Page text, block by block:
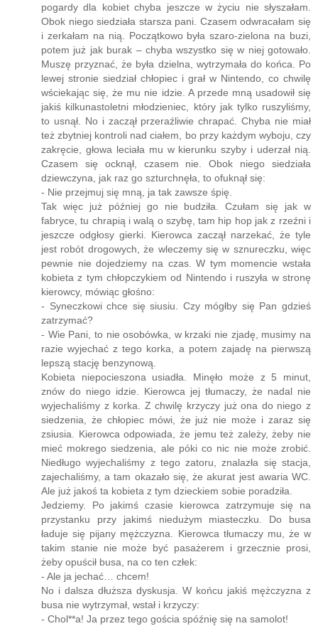
Chyba był to jakiś brukowy hip hop, bo tyle „mięsa” i
pogardy dla kobiet chyba jeszcze w życiu nie słyszałam.
Obok niego siedziała starsza pani. Czasem odwracałam się
i zerkałam na nią. Początkowo była szaro-zielona na buzi,
potem już jak burak – chyba wszystko się w niej gotowało.
Muszę przyznać, że była dzielna, wytrzymała do końca. Po
lewej stronie siedział chłopiec i grał w Nintendo, co chwilę
wściekając się, że mu nie idzie. A przede mną usadowił się
jakiś kilkunastoletni młodzieniec, który jak tylko ruszyliśmy,
to usnął. No i zaczął przeraźliwie chrapać. Chyba nie miał
też zbytniej kontroli nad ciałem, bo przy każdym wyboju, czy
zakręcie, głowa leciała mu w kierunku szyby i uderzał nią.
Czasem się ocknął, czasem nie. Obok niego siedziała
dziewczyna, jak raz go szturchnęła, to ofuknął się:
- Nie przejmuj się mną, ja tak zawsze śpię.
Tak więc już później go nie budziła. Czułam się jak w
fabryce, tu chrapią i walą o szybę, tam hip hop jak z rzeźni i
jeszcze odgłosy gierki. Kierowca zaczął narzekać, że tyle
jest robót drogowych, że wleczemy się w sznureczku, więc
pewnie nie dojedziemy na czas. W tym momencie wstała
kobieta z tym chłopczykiem od Nintendo i ruszyła w stronę
kierowcy, mówiąc głośno:
- Syneczkowi chce się siusiu. Czy mógłby się Pan gdzieś
zatrzymać?
- Wie Pani, to nie osobówka, w krzaki nie zjadę, musimy na
razie wyjechać z tego korka, a potem zajadę na pierwszą
lepszą stację benzynową.
Kobieta niepocieszona usiadła. Minęło może z 5 minut,
znów do niego idzie. Kierowca jej tłumaczy, że nadal nie
wyjechaliśmy z korka. Z chwilę krzyczy już ona do niego z
siedzenia, że chłopiec mówi, że już nie może i zaraz się
zsiusia. Kierowca odpowiada, że jemu też zależy, żeby nie
mieć mokrego siedzenia, ale póki co nic nie może zrobić.
Niedługo wyjechaliśmy z tego zatoru, znalazła się stacja,
zajechaliśmy, a tam okazało się, że akurat jest awaria WC.
Ale już jakoś ta kobieta z tym dzieckiem sobie poradziła.
Jedziemy. Po jakimś czasie kierowca zatrzymuje się na
przystanku przy jakimś niedużym miasteczku. Do busa
ładuje się pijany mężczyzna. Kierowca tłumaczy mu, że w
takim stanie nie może być pasażerem i grzecznie prosi,
żeby opuścił busa, na co ten człek:
- Ale ja jechać… chcem!
No i dalsza dłuższa dyskusja. W końcu jakiś mężczyzna z
busa nie wytrzymał, wstał i krzyczy: